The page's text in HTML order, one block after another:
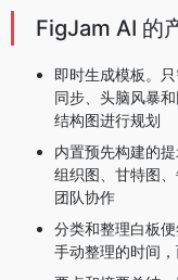
FigJam AI 的
即时生成模板。
同步、头脑风暴
结构图进行规划
内置预先构建的
组织图、甘特图
团队协作
分类和整理白板
手动整理的时间